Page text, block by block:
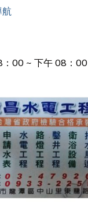
：00 ~ 下午 08：00